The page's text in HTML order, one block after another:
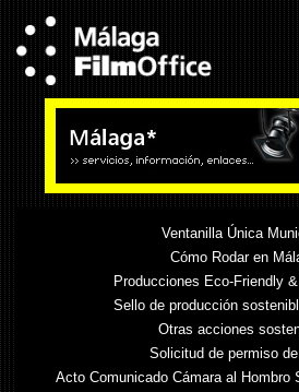
Ventanilla Única
Cómo Rodar en
Producciones Eco-Friendly
Sello de producción
Otras acciones
Solicitud de permiso
Acto Comunicado Cámara al Hombro